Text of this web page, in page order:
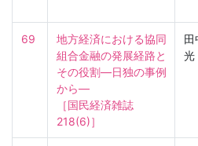
69
地方経済における協同
組合金融の発展経路と
その役割―日独の事例
から―
［国民経済雑誌
218(6)］
光